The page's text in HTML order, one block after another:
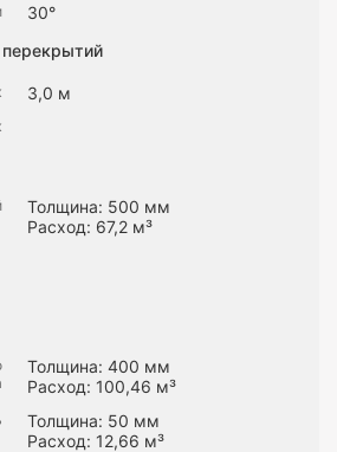
30°
3,0 м
Толщина: 500 мм
Расход: 67,2 м³
Толщина: 400 мм
Расход: 100,46 м³
Толщина: 50 мм
Расход: 12,66 м³